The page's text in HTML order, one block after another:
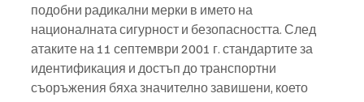
подобни радикални мерки в името на
националната сигурност и безопасността. След
атаките на 11 септември 2001 г. стандартите за
идентификация и достъп до транспортни
съоръжения бяха значително завишени, което